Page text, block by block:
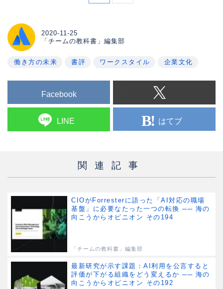
2020-11-25
「チームの教科書」編集部
働き方の未来 書評 ワークスタイル 企業文化
Facebook
LINE はてブ
関連記事
CIOがForresterに語った「AI対応の職場
基盤」に必要なたった一つの転換 ── 海の
向こうからオピニオン その194
「チームの教科書」編集部
最新研究が示す課題：AI利用を公言すると
評価が下がる組織をどう変えるか ── 海の
向こうからオピニオン その192